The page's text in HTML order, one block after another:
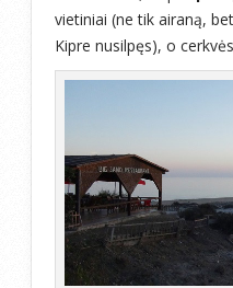
vietiniai (ne tik airaną,
Kipre nusilpęs), o